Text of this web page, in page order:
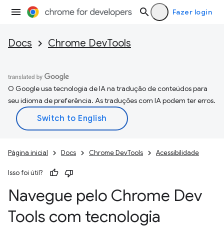
Fazer login
Docs Chrome DevTools
O Google usa tecnologia de IA na tradução de conteúdos para
seu idioma de preferência. As traduções com IA podem ter erros.
Página inicial Docs Chrome DevTools Acessibilidade
Isso foi útil?
Navegue pelo Chrome Dev
Tools com tecnologia